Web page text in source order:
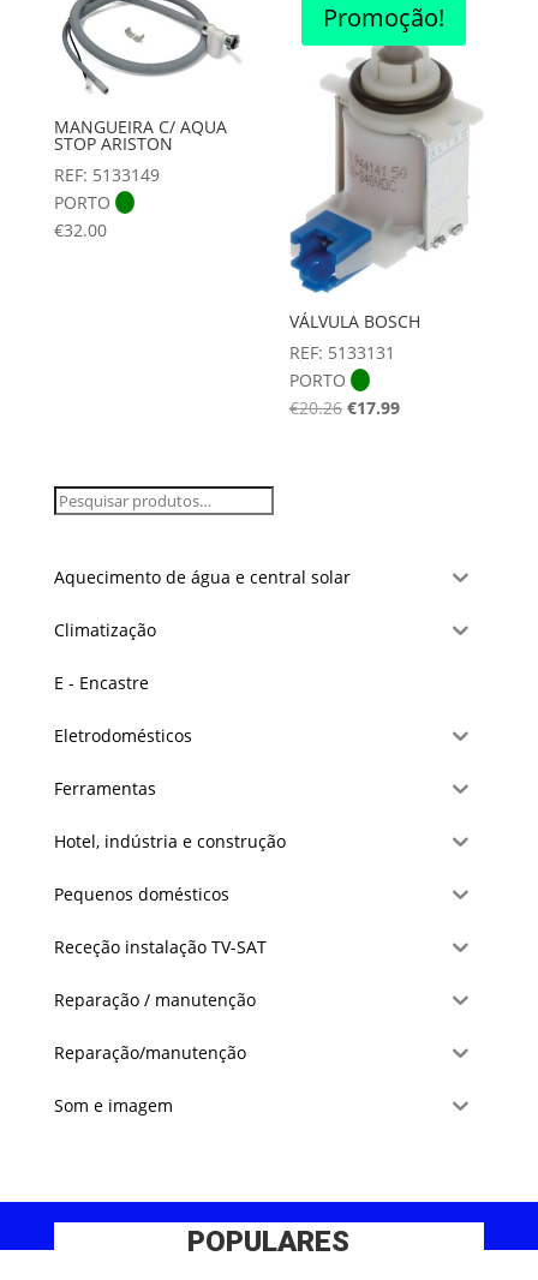
MANGUEIRA C/ AQUA
STOP ARISTON
REF: 5133149
PORTO
€32.00
Promoção!
VÁLVULA BOSCH
REF: 5133131
PORTO
€20.26 O
€17.99O
Aquecimento de água e central solar
Climatização
E - Encastre
Eletrodomésticos
Ferramentas
Hotel, indústria e construção
Pequenos domésticos
Receção instalação TV-SAT
Reparação / manutenção
Reparação/manutenção
Som e imagem
POPULARES